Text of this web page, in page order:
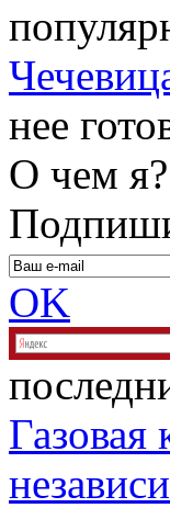
нее
О чем
OK
Газовая